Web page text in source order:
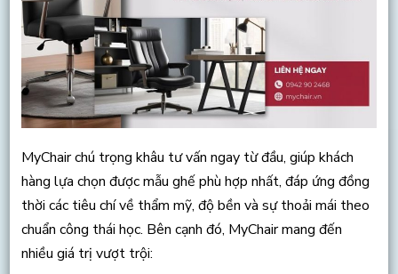
MyChair chú trọng khâu tư vấn ngay từ đầu, giúp khách
hàng lựa chọn được mẫu ghế phù hợp nhất, đáp ứng đồng
thời các tiêu chí về thẩm mỹ, độ bền và sự thoải mái theo
chuẩn công thái học. Bên cạnh đó, MyChair mang đến
nhiều giá trị vượt trội: